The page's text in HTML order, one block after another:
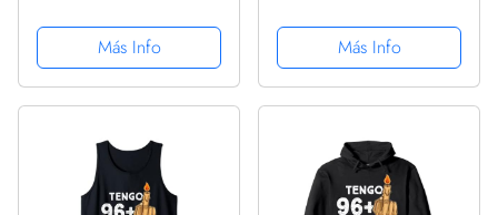
– regalo de vela
Camiseta Cuello V
Más Info
Larga
Más Info